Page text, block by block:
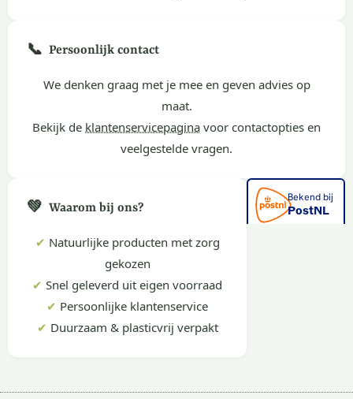
📞 Persoonlijk contact
We denken graag met je mee en geven advies op
maat.
Bekijk de klantenservicepagina voor contactopties en
veelgestelde vragen.
💚 Waarom bij ons?
✔ Natuurlijke producten met zorg
gekozen
✔ Snel geleverd uit eigen voorraad
✔ Persoonlijke klantenservice
✔ Duurzaam & plasticvrij verpakt